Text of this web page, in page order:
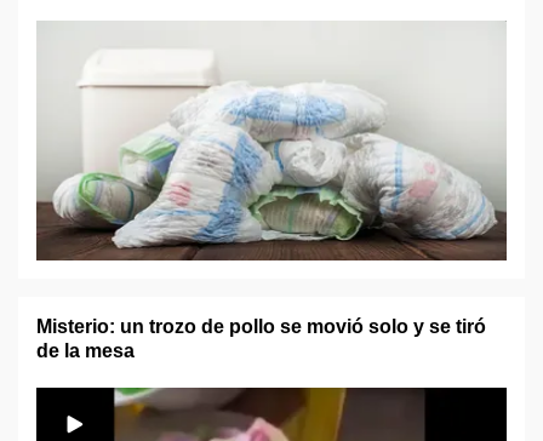
Misterio: un trozo de pollo se movió solo y se tiró
de la mesa